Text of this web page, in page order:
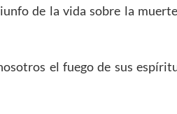
de la vida sobre la
el fuego de sus